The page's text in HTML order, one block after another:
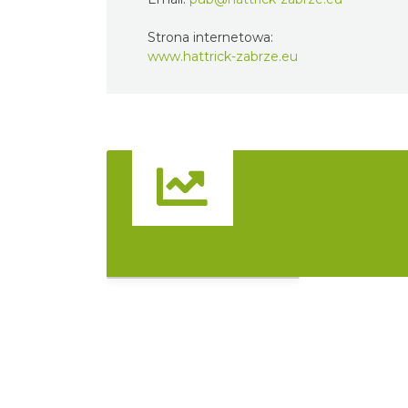
Strona internetowa:
www.hattrick-zabrze.eu